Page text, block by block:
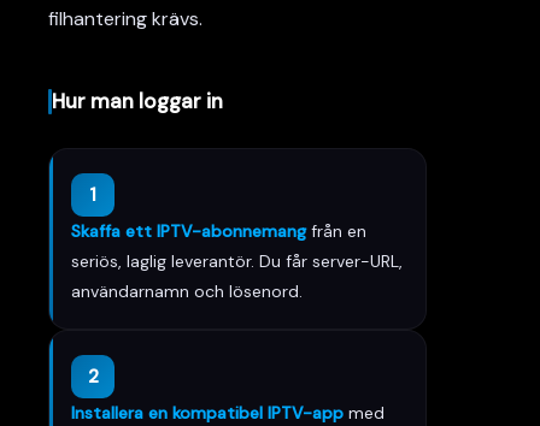
filhantering krävs.
Hur man loggar in
1
Skaffa ett IPTV-abonnemangfrån en
seriös, laglig leverantör. Du får server-URL,
användarnamn och lösenord.
2
Installera en kompatibel IPTV-app med